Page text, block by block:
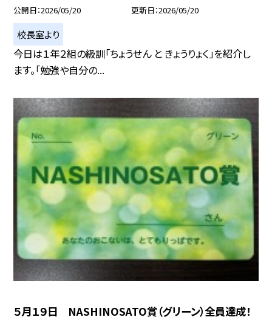
公開日 2026/05/20 更新日 2026/05/20
校長室より
今日は１年２組の級訓「ちょうせん と きょうりょく」を紹介し
ます。「勉強や自分の...
５月１９日 NASHINOSATO賞（グリーン）全員達成！